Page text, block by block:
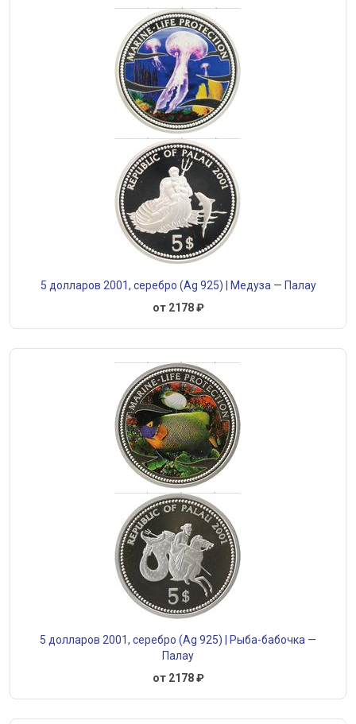
5 долларов 2001, серебро (Ag 925) | Медуза — Палау
от 2178 ₽
5 долларов 2001, серебро (Ag 925) | Рыба-бабочка —
Палау
от 2178 ₽